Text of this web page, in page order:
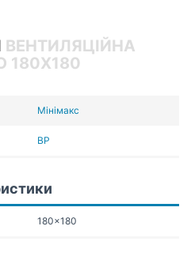
ВЕНТИЛЯЦІЙНА
180X180
Мінімакс
ВР
180x180